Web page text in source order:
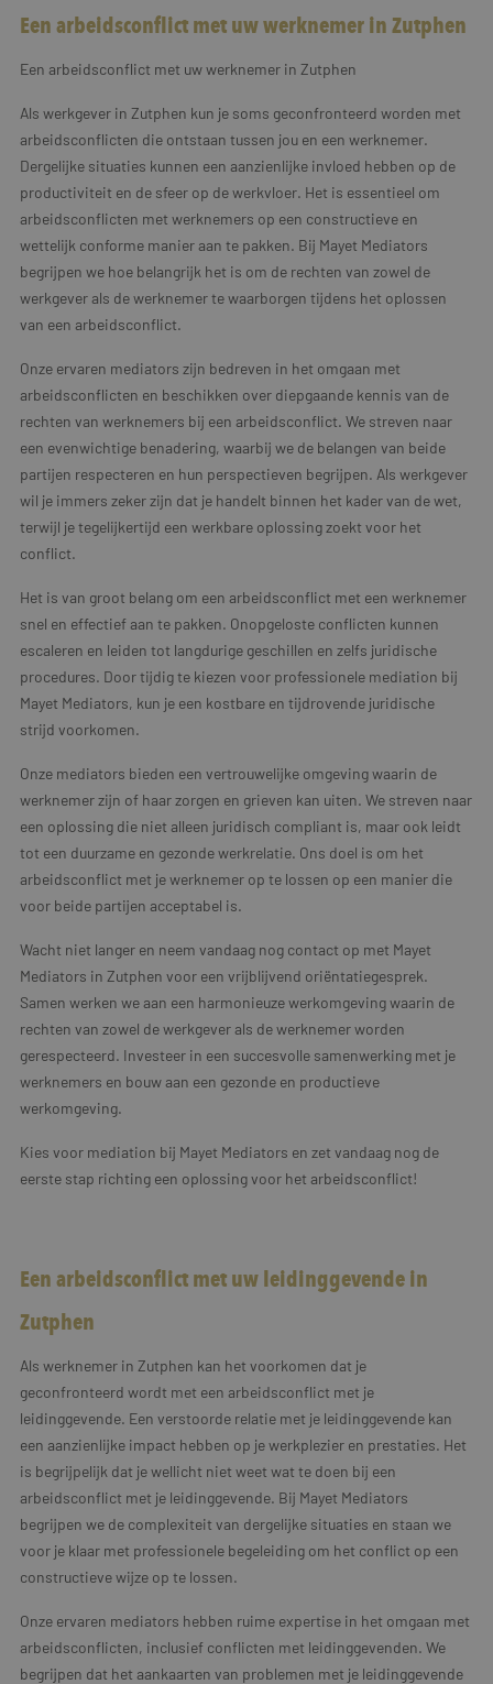
Een arbeidsconflict met uw werknemer in Zutphen
Een arbeidsconflict met uw werknemer in Zutphen
Als werkgever in Zutphen kun je soms geconfronteerd worden met
arbeidsconflicten die ontstaan tussen jou en een werknemer.
Dergelijke situaties kunnen een aanzienlijke invloed hebben op de
productiviteit en de sfeer op de werkvloer. Het is essentieel om
arbeidsconflicten met werknemers op een constructieve en
wettelijk conforme manier aan te pakken. Bij Mayet Mediators
begrijpen we hoe belangrijk het is om de rechten van zowel de
werkgever als de werknemer te waarborgen tijdens het oplossen
van een arbeidsconflict.
Onze ervaren mediators zijn bedreven in het omgaan met
arbeidsconflicten en beschikken over diepgaande kennis van de
rechten van werknemers bij een arbeidsconflict. We streven naar
een evenwichtige benadering, waarbij we de belangen van beide
partijen respecteren en hun perspectieven begrijpen. Als werkgever
wil je immers zeker zijn dat je handelt binnen het kader van de wet,
terwijl je tegelijkertijd een werkbare oplossing zoekt voor het
conflict.
Het is van groot belang om een arbeidsconflict met een werknemer
snel en effectief aan te pakken. Onopgeloste conflicten kunnen
escaleren en leiden tot langdurige geschillen en zelfs juridische
procedures. Door tijdig te kiezen voor professionele mediation bij
Mayet Mediators, kun je een kostbare en tijdrovende juridische
strijd voorkomen.
Onze mediators bieden een vertrouwelijke omgeving waarin de
werknemer zijn of haar zorgen en grieven kan uiten. We streven naar
een oplossing die niet alleen juridisch compliant is, maar ook leidt
tot een duurzame en gezonde werkrelatie. Ons doel is om het
arbeidsconflict met je werknemer op te lossen op een manier die
voor beide partijen acceptabel is.
Wacht niet langer en neem vandaag nog contact op met Mayet
Mediators in Zutphen voor een vrijblijvend oriëntatiegesprek.
Samen werken we aan een harmonieuze werkomgeving waarin de
rechten van zowel de werkgever als de werknemer worden
gerespecteerd. Investeer in een succesvolle samenwerking met je
werknemers en bouw aan een gezonde en productieve
werkomgeving.
Kies voor mediation bij Mayet Mediators en zet vandaag nog de
eerste stap richting een oplossing voor het arbeidsconflict!
Een arbeidsconflict met uw leidinggevende in
Zutphen
Als werknemer in Zutphen kan het voorkomen dat je
geconfronteerd wordt met een arbeidsconflict met je
leidinggevende. Een verstoorde relatie met je leidinggevende kan
een aanzienlijke impact hebben op je werkplezier en prestaties. Het
is begrijpelijk dat je wellicht niet weet wat te doen bij een
arbeidsconflict met je leidinggevende. Bij Mayet Mediators
begrijpen we de complexiteit van dergelijke situaties en staan we
voor je klaar met professionele begeleiding om het conflict op een
constructieve wijze op te lossen.
Onze ervaren mediators hebben ruime expertise in het omgaan met
arbeidsconflicten, inclusief conflicten met leidinggevenden. We
begrijpen dat het aankaarten van problemen met je leidinggevende